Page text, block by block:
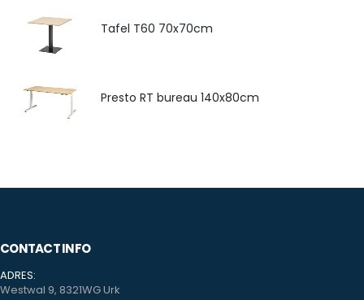
Tafel T60 70x70cm
Presto RT bureau 140x80cm
CONTACT INFO
ADRES:
Westwal 9, 8321WG Urk